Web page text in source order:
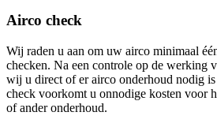
Airco check
Wij raden u aan om uw airco minimaal
checken. Na een controle op de werking
wij u direct of er airco onderhoud nodig
check voorkomt u onnodige kosten voor
of ander onderhoud.